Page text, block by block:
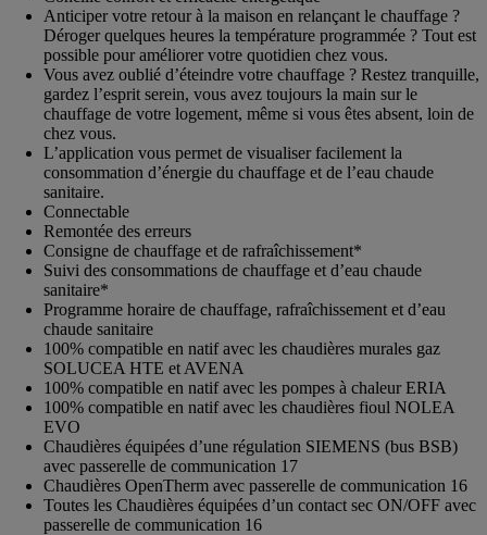
Anticiper votre retour à la maison en relançant le chauffage ?
Déroger quelques heures la température programmée ? Tout est
possible pour améliorer votre quotidien chez vous.
Vous avez oublié d’éteindre votre chauffage ? Restez tranquille,
gardez l’esprit serein, vous avez toujours la main sur le
chauffage de votre logement, même si vous êtes absent, loin de
chez vous.
L’application vous permet de visualiser facilement la
consommation d’énergie du chauffage et de l’eau chaude
sanitaire.
Connectable
Remontée des erreurs
Consigne de chauffage et de rafraîchissement*
Suivi des consommations de chauffage et d’eau chaude
sanitaire*
Programme horaire de chauffage, rafraîchissement et d’eau
chaude sanitaire
100% compatible en natif avec les chaudières murales gaz
SOLUCEA HTE et AVENA
100% compatible en natif avec les pompes à chaleur ERIA
100% compatible en natif avec les chaudières fioul NOLEA
EVO
Chaudières équipées d’une régulation SIEMENS (bus BSB)
avec passerelle de communication 17
Chaudières OpenTherm avec passerelle de communication 16
Toutes les Chaudières équipées d’un contact sec ON/OFF avec
passerelle de communication 16